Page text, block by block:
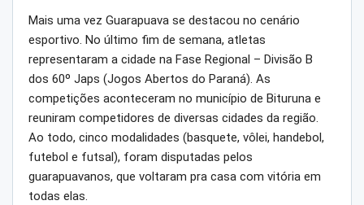
Mais uma vez Guarapuava se destacou no cenário
esportivo. No último fim de semana, atletas
representaram a cidade na Fase Regional – Divisão B
dos 60º Japs (Jogos Abertos do Paraná). As
competições aconteceram no município de Bituruna e
reuniram competidores de diversas cidades da região.
Ao todo, cinco modalidades (basquete, vôlei, handebol,
futebol e futsal), foram disputadas pelos
guarapuavanos, que voltaram pra casa com vitória em
todas elas.